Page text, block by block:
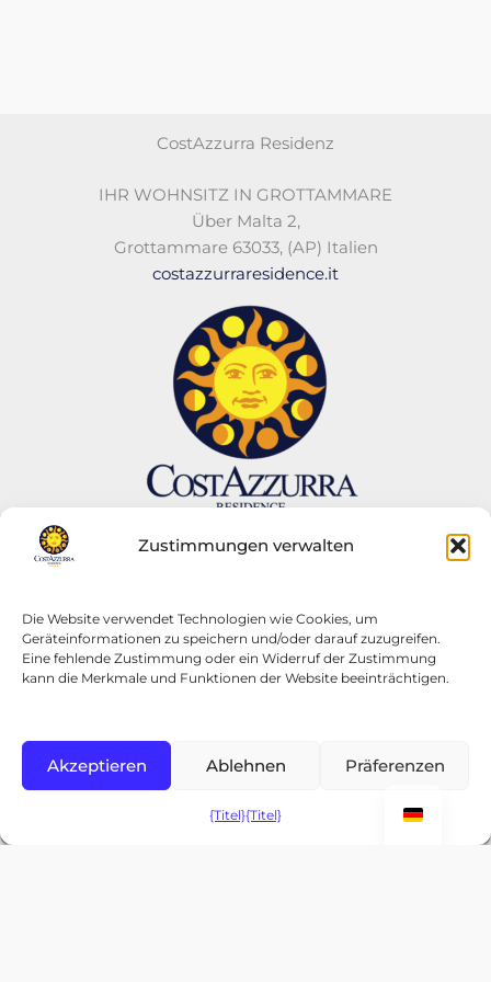
Zustimmungen verwalten
Die Website verwendet Technologien wie Cookies, um
Geräteinformationen zu speichern und/oder darauf zuzugreifen.
Eine fehlende Zustimmung oder ein Widerruf der Zustimmung
kann die Merkmale und Funktionen der Website beeinträchtigen.
Akzeptieren Ablehnen Präferenzen
{Titel}{Titel}
IHR WOHNSITZ IN GROTTAMMARE
CostAzzurra Residenz
IHR WOHNSITZ IN GROTTAMMARE
Über Malta 2,
Grottammare 63033,(AP) Italien
costazzurraresidence.it
Residenz Costa Smeralda
Über Malta 16,
Grottammare 63033, (AP) Italien
costasmeraldaresidence.it
Ihr Wohnsitz in Grottammare